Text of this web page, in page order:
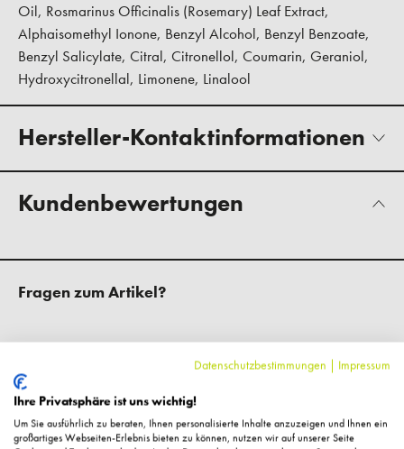
Oil, Rosmarinus Officinalis (Rosemary) Leaf Extract,
Alphaisomethyl Ionone, Benzyl Alcohol, Benzyl Benzoate,
Benzyl Salicylate, Citral, Citronellol, Coumarin, Geraniol,
Hydroxycitronellal, Limonene, Linalool
Hersteller-Kontaktinformationen
Kundenbewertungen
Fragen zum Artikel?
Ähnliche Artikel
Datenschutzbestimmungen | Impressum
Ihre Privatsphäre ist uns wichtig!
Um Sie ausführlich zu beraten, Ihnen personalisierte Inhalte anzuzeigen und Ihnen ein
großartiges Webseiten-Erlebnis bieten zu können, nutzen wir auf unserer Seite